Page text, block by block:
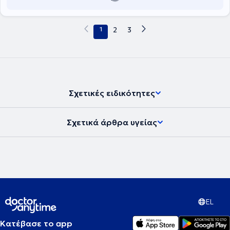
1 2 3
Σχετικές ειδικότητες
Σχετικά άρθρα υγείας
EL
Κατέβασε το app